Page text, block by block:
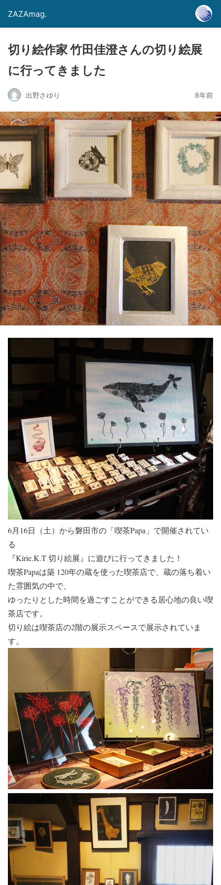
ZAZAmag.
切り絵作家 竹田佳澄さんの切り絵展
に行ってきました
出野さゆり 8年前
6月16日（土）から磐田市の「喫茶Papa」で開催されてい
る
『Kirie.K.T 切り絵展』に遊びに行ってきました！
喫茶Papaは築 120年の蔵を使った喫茶店で、蔵の落ち着い
た雰囲気の中で、
ゆったりとした時間を過ごすことができる居心地の良い喫
茶店です。
切り絵は喫茶店の2階の展示スペースで展示されていま
す。